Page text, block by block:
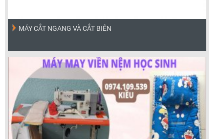
MÁY CẮT NGANG VÀ CẮT BIÊN